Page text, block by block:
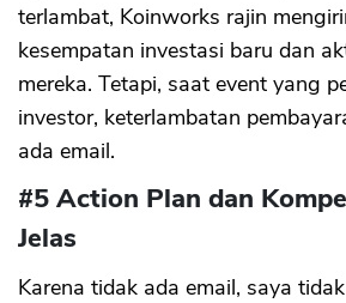
terlambat, Koinworks rajin
kesempatan investasi baru dan
mereka. Tetapi, saat event yang
investor, keterlambatan
ada email.
#5 Action Plan dan
Jelas
Karena tidak ada email, saya